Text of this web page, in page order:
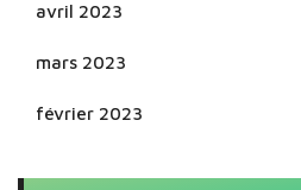
avril 2023
mars 2023
février 2023